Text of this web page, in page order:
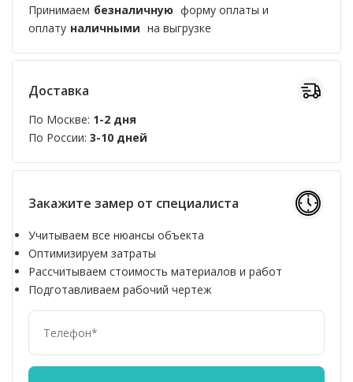
Принимаем безналичную форму оплаты и
оплату наличными на выгрузке
Доставка
По Москве: 1-2 дня
По России: 3-10 дней
Закажите замер от специалиста
Учитываем все нюансы объекта
Оптимизируем затраты
Рассчитываем стоимость материалов и работ
Подготавливаем рабочий чертеж